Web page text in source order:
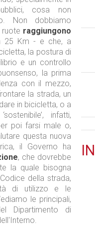
cosa non
Non dobbiamo
raggiungono
25 Km - e che, a
la postura di
e un controllo
la prima
con il mezzo,
la strada, un
in bicicletta, o a
infatti,
poi farsi male o,
questa nuova
il Governo ha
, che dovrebbe
la quale bisogna
della strada,
di utilizzo e le
le principali,
Dipartimento di
IN